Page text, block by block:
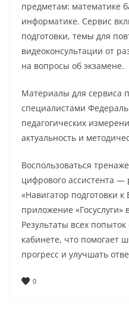
предметам: математике
информатике. Сервис
подготовки, темы для
видеоконсультации от
на вопросы об экзамене.
Материалы для сервиса
специалистами
педагогических
актуальность и
Воспользоваться
цифрового ассистента —
«Навигатор подготовки к
приложение «Госуслуги»
Результаты всех
кабинете, что помогает
прогресс и улучшать
0